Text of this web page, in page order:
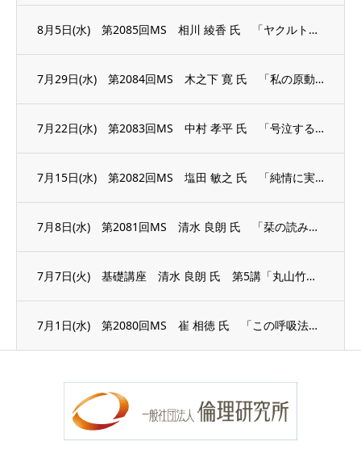
8月5日(水) 第2085回MS 相川 綾香 氏 「ヤクルトレディから議員へ、そして失...
7月29日(水) 第2084回MS 木之下 寛 氏 「私の原動力」
7月22日(水) 第2083回MS 中村 孝平 氏 「号泣する準備はできている」
7月15日(水) 第2082回MS 塩田 敏之 氏 「純情に実践する」
7月8日(水) 第2081回MS 清水 良朗 氏 「栞の読み方」
7月7日(火) 基礎講座 清水 良朗 氏 第5講「丸山竹秋の足跡」
7月1日(水) 第2080回MS 崔 相徳 氏 「この呼吸法で医者知らず薬いらず」